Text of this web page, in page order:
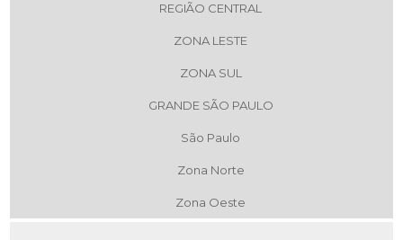
REGIÃO CENTRAL
ZONA LESTE
ZONA SUL
GRANDE SÃO PAULO
São Paulo
Zona Norte
Zona Oeste